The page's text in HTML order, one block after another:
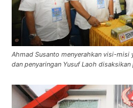
Ahmad Susanto menyerahkan visi-misi
dan penyaringan Yusuf Laoh